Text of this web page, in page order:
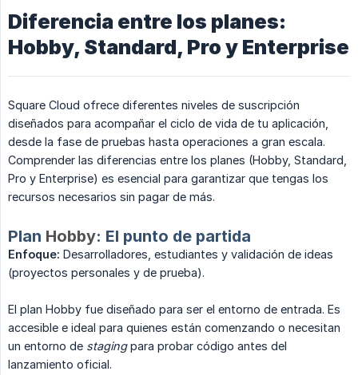
Diferencia entre los planes:
Hobby, Standard, Pro y Enterprise
Square Cloud ofrece diferentes niveles de suscripción
diseñados para acompañar el ciclo de vida de tu aplicación,
desde la fase de pruebas hasta operaciones a gran escala.
Comprender las diferencias entre los planes (Hobby, Standard,
Pro y Enterprise) es esencial para garantizar que tengas los
recursos necesarios sin pagar de más.
Plan Hobby: El punto de partida
Enfoque: Desarrolladores, estudiantes y validación de ideas
(proyectos personales y de prueba).
El plan Hobby fue diseñado para ser el entorno de entrada. Es
accesible e ideal para quienes están comenzando o necesitan
un entorno de stagingpara probar código antes del
lanzamiento oficial.